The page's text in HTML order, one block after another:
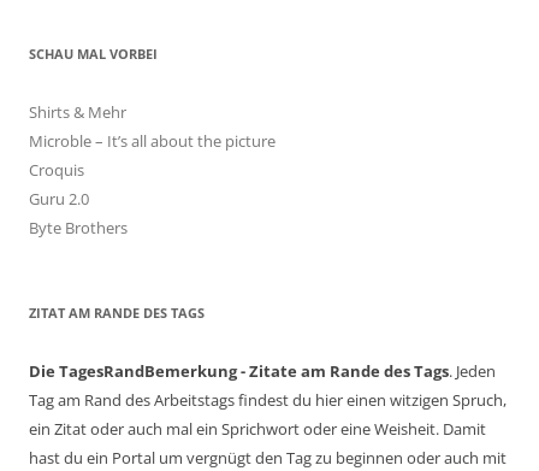
SCHAU MAL VORBEI
Shirts & Mehr
Microble – It’s all about the picture
Croquis
Guru 2.0
Byte Brothers
ZITAT AM RANDE DES TAGS
Die TagesRandBemerkung - Zitate am Rande des Tags. Jeden
Tag am Rand des Arbeitstags findest du hier einen witzigen Spruch,
ein Zitat oder auch mal ein Sprichwort oder eine Weisheit. Damit
hast du ein Portal um vergnügt den Tag zu beginnen oder auch mit